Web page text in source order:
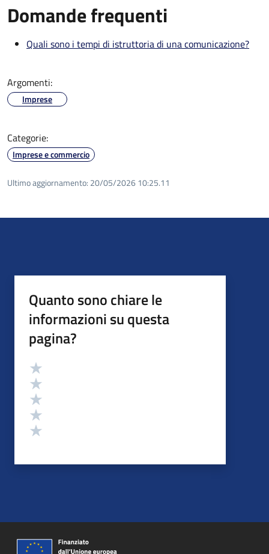
Domande frequenti
Quali sono i tempi di istruttoria di una comunicazione?
Argomenti:
Imprese
Categorie:
Imprese e commercio
Ultimo aggiornamento: 20/05/2026 10:25.11
Quanto sono chiare le
informazioni su questa
pagina?
Valutazione